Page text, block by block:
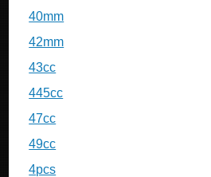
40mm
42mm
43cc
445cc
47cc
49cc
4pcs